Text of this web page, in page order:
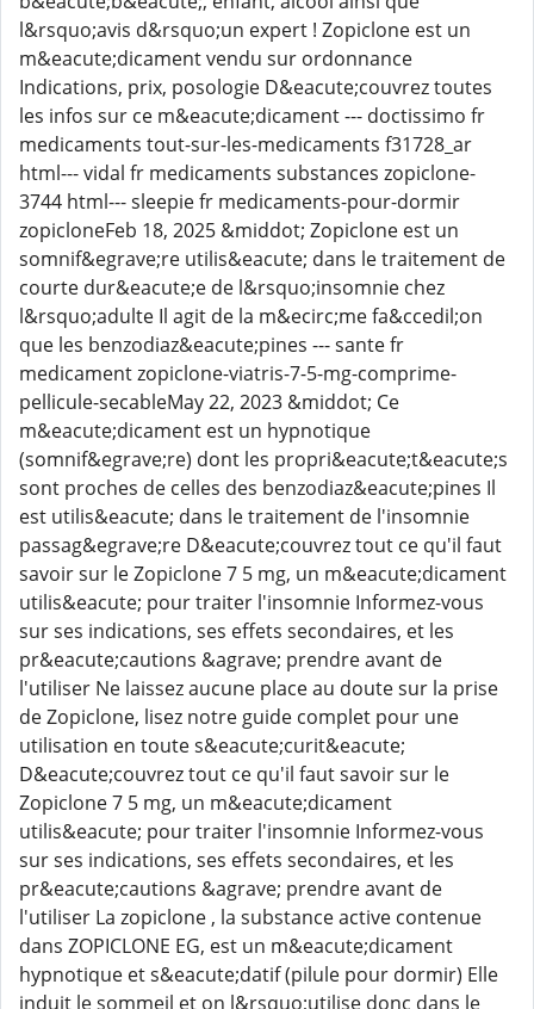
l&rsquo;avis d&rsquo;un expert ! Zopiclone est un
m&eacute;dicament vendu sur ordonnance
Indications, prix, posologie D&eacute;couvrez toutes
les infos sur ce m&eacute;dicament --- doctissimo fr
medicaments tout-sur-les-medicaments f31728_ar
html--- vidal fr medicaments substances zopiclone-
3744 html--- sleepie fr medicaments-pour-dormir
zopicloneFeb 18, 2025 &middot; Zopiclone est un
somnif&egrave;re utilis&eacute; dans le traitement de
courte dur&eacute;e de l&rsquo;insomnie chez
l&rsquo;adulte Il agit de la m&ecirc;me fa&ccedil;on
que les benzodiaz&eacute;pines --- sante fr
medicament zopiclone-viatris-7-5-mg-comprime-
pellicule-secableMay 22, 2023 &middot; Ce
m&eacute;dicament est un hypnotique
(somnif&egrave;re) dont les propri&eacute;t&eacute;s
sont proches de celles des benzodiaz&eacute;pines Il
est utilis&eacute; dans le traitement de l'insomnie
passag&egrave;re D&eacute;couvrez tout ce qu'il faut
savoir sur le Zopiclone 7 5 mg, un m&eacute;dicament
utilis&eacute; pour traiter l'insomnie Informez-vous
sur ses indications, ses effets secondaires, et les
pr&eacute;cautions &agrave; prendre avant de
l'utiliser Ne laissez aucune place au doute sur la prise
de Zopiclone, lisez notre guide complet pour une
utilisation en toute s&eacute;curit&eacute;
D&eacute;couvrez tout ce qu'il faut savoir sur le
Zopiclone 7 5 mg, un m&eacute;dicament
utilis&eacute; pour traiter l'insomnie Informez-vous
sur ses indications, ses effets secondaires, et les
pr&eacute;cautions &agrave; prendre avant de
l'utiliser La zopiclone , la substance active contenue
dans ZOPICLONE EG, est un m&eacute;dicament
hypnotique et s&eacute;datif (pilule pour dormir) Elle
induit le sommeil et on l&rsquo;utilise donc dans le